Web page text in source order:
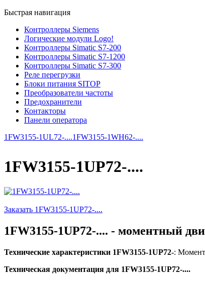
Быстрая навигация
Контроллеры Siemens
Логические модули Logo!
Контроллеры Simatic S7-200
Контроллеры Simatic S7-1200
Контроллеры Simatic S7-300
Реле перегрузки
Блоки питания SITOP
Преобразователи частоты
Предохранители
Контакторы
Панели оператора
1FW3155-1UL72-....1FW3155-1WH62-....
1FW3155-1UP72-....
Заказать 1FW3155-1UP72-....
1FW3155-1UP72-.... - моментный
Технические характеристики 1FW3155-1UP72-:
Техническая документация для 1FW3155-1UP72-....